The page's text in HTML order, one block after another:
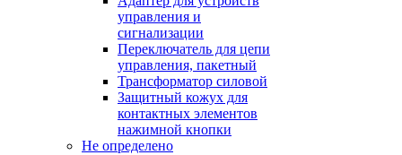
управления и
сигнализации
Переключатель для цепи
управления, пакетный
Трансформатор силовой
Защитный кожух для
контактных элементов
нажимной кнопки
Не определено